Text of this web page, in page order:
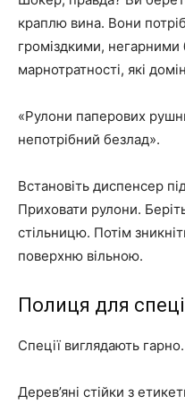
краплю вина. Вони
громіздкими,
марнотратності, які
«Рулони паперових
непотрібний безлад».
Встановіть диспенсер
Приховати рулони.
стільницю. Потім
поверхню вільною.
Полиця для
Спеції виглядають гарно.
Дерев’яні стійки з